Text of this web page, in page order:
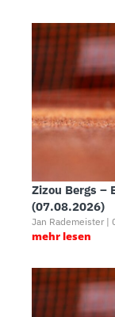
Zizou Bergs –
(07.08.2026)
Jan Rademeister |
mehr lesen